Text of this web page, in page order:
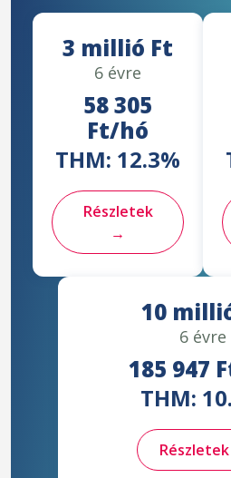
3 millió Ft
6 évre
58 305
Ft/hó
THM: 12.3%
Részletek
→
10
6 évre
185 947
THM: